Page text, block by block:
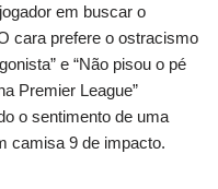
em buscar o
cara prefere o ostracismo
e “Não pisou o pé
Premier League”
o sentimento de uma
camisa 9 de impacto.